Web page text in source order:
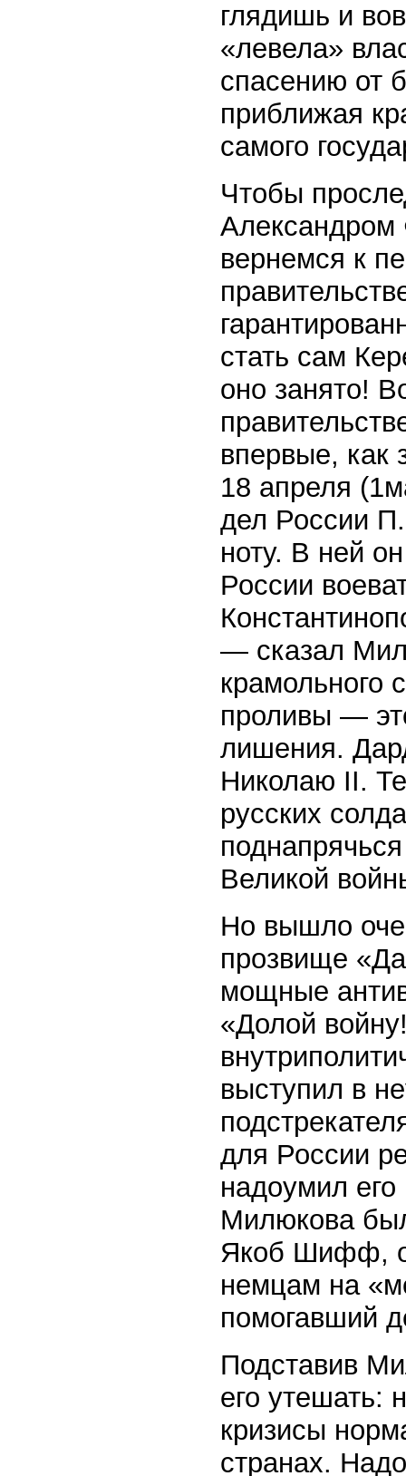
глядишь и
«левела»
спасению от
приближая
самого
Чтобы
Александром
вернемся к
стать сам
оно занято!
впервые, как
18 апреля
дел России
ноту. В ней
России
— сказал
крамольного
проливы —
лишения.
Николаю II.
русских
Великой
Но вышло
прозвище
мощные
«Долой
выступил в
для России
надоумил
Милюкова
Якоб Шифф,
немцам на
помогавший
Подставив
его утешать:
кризисы
странах.